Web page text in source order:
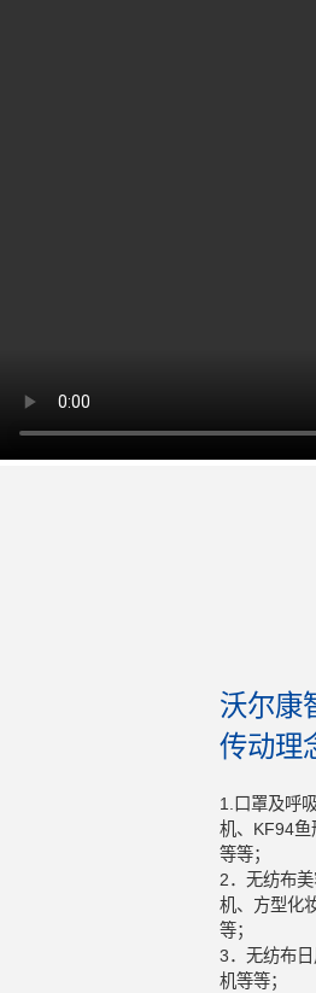
沃尔康
传动理
1.口罩及呼
机、KF94鱼
等等；
2．无纺布
机、方型化
等；
3．无纺布
机等等；